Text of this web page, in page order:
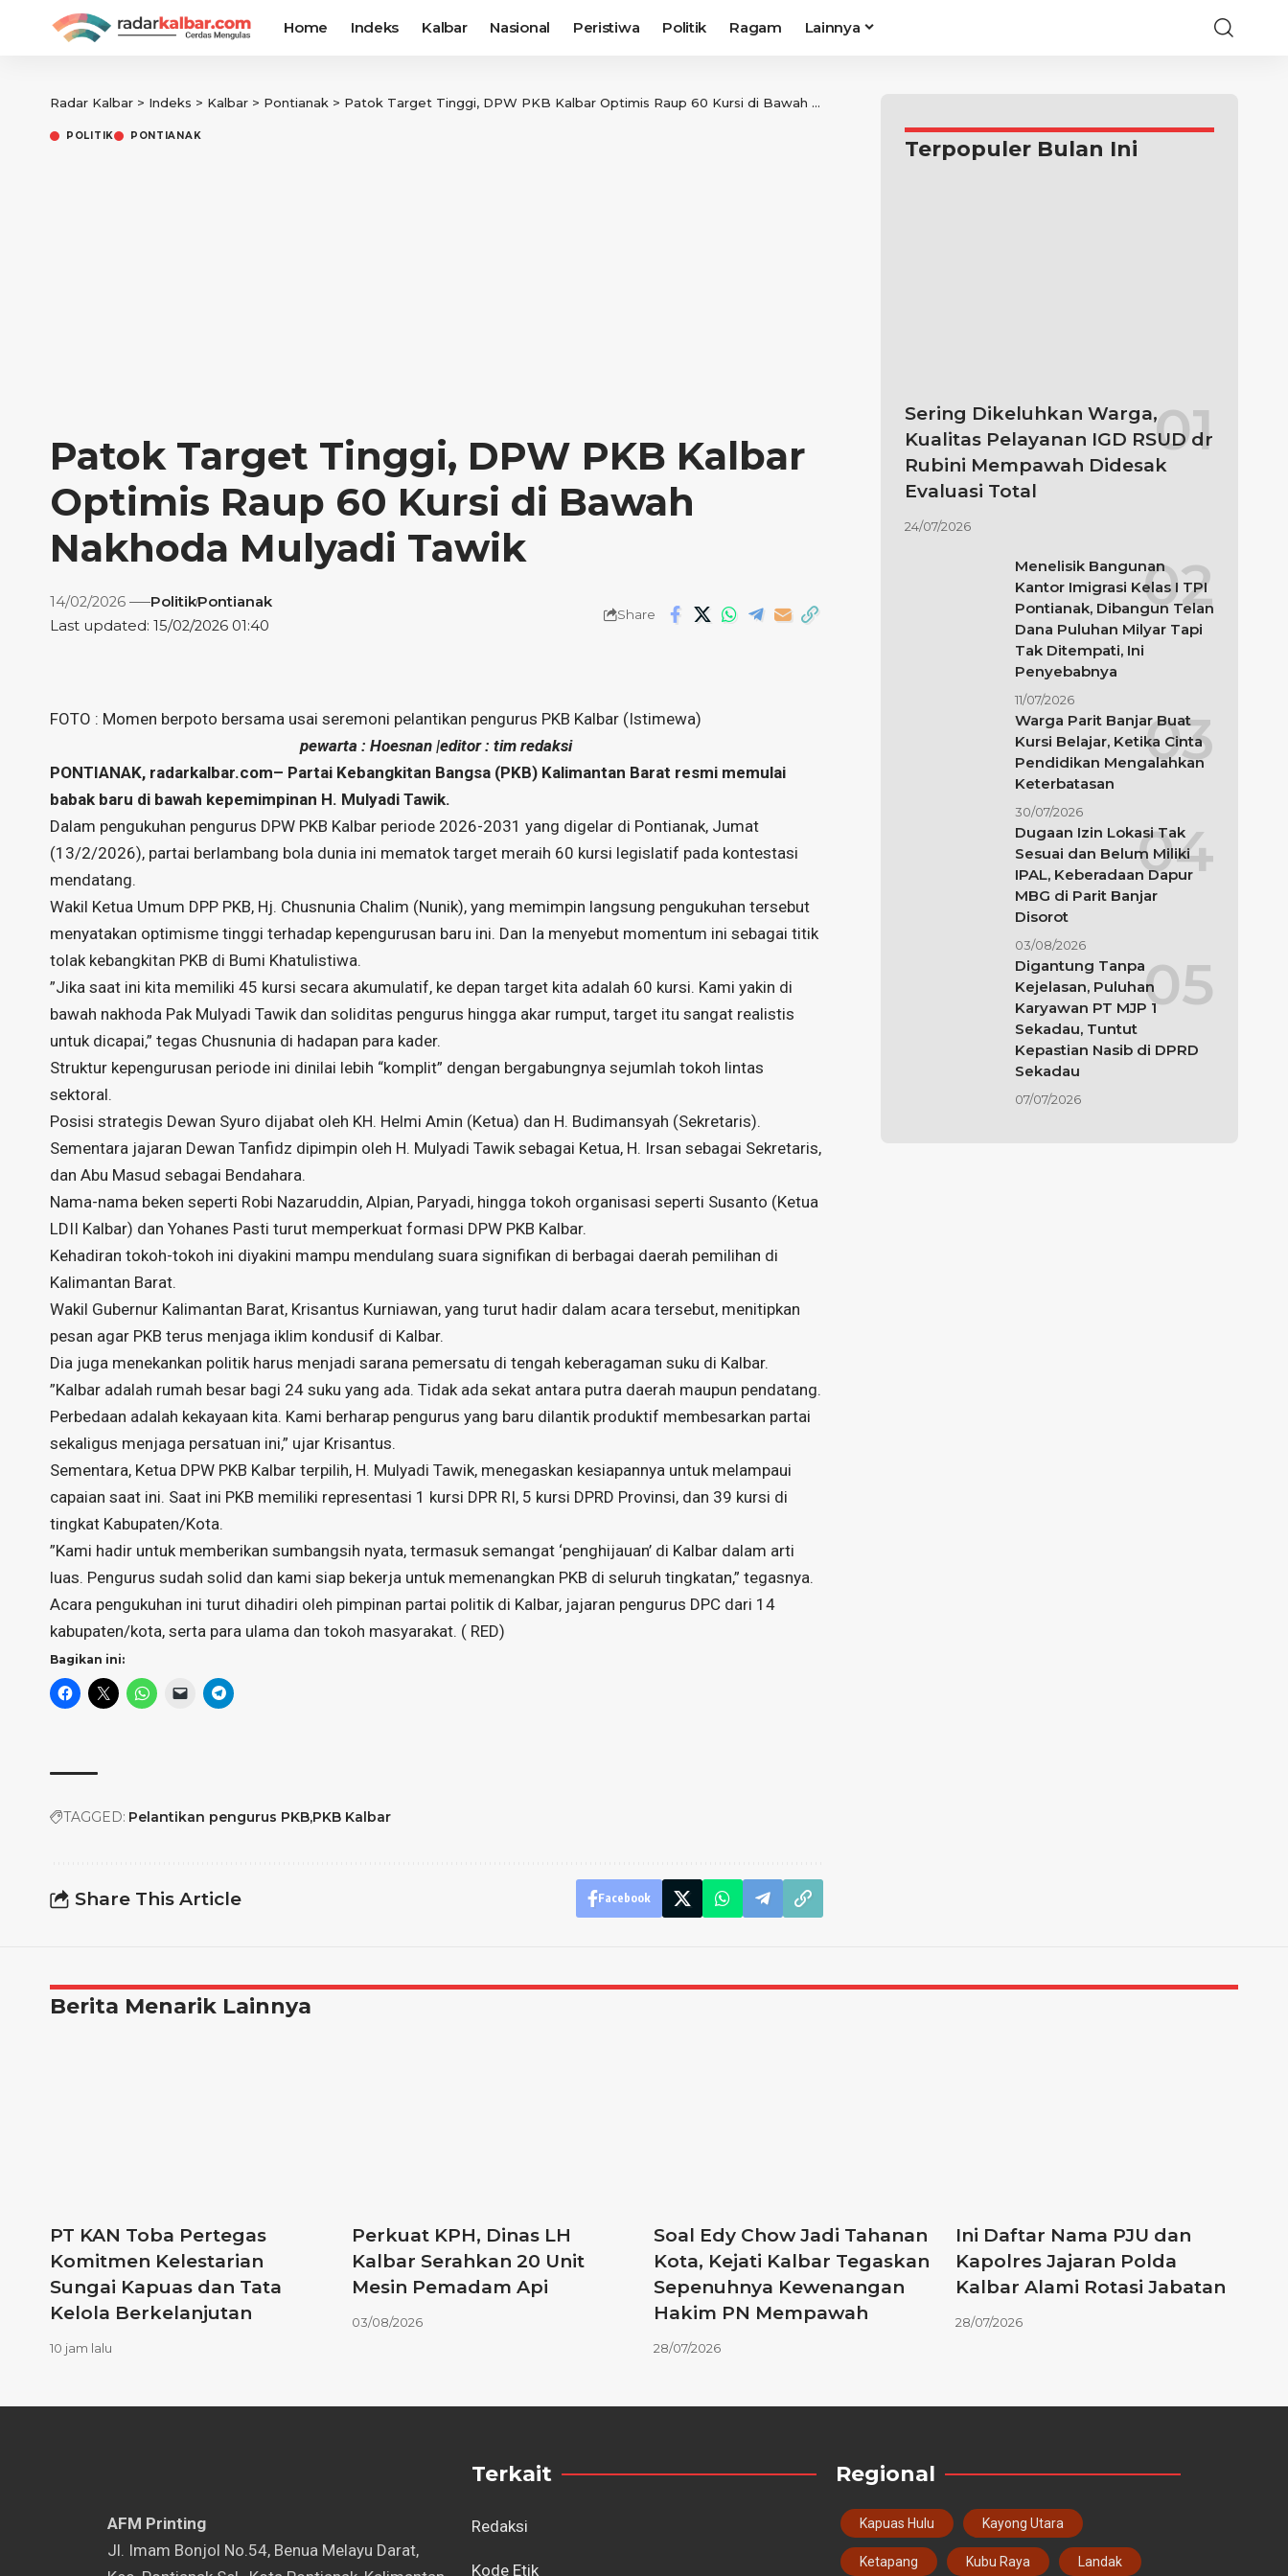
Home Indeks Kalbar Nasional Peristiwa Politik Ragam Lainnya
Radar Kalbar > Indeks > Kalbar > Pontianak > Patok Target Tinggi, DPW PKB Kalbar Optimis Raup 60 Kursi di Bawah Nakhoda Mulyadi Tawik
POLITIK PONTIANAK
Patok Target Tinggi, DPW PKB Kalbar
Optimis Raup 60 Kursi di Bawah
Nakhoda Mulyadi Tawik
Last updated: 15/02/2026 01:40
14/02/2026 PolitikPontianak
Share
FOTO : Momen berpoto bersama usai seremoni pelantikan pengurus PKB Kalbar (Istimewa)
pewarta : Hoesnan |editor : tim redaksi
PONTIANAK, radarkalbar.com– Partai Kebangkitan Bangsa (PKB) Kalimantan Barat resmi memulai
babak baru di bawah kepemimpinan H. Mulyadi Tawik.
Dalam pengukuhan pengurus DPW PKB Kalbar periode 2026-2031 yang digelar di Pontianak, Jumat
(13/2/2026), partai berlambang bola dunia ini mematok target meraih 60 kursi legislatif pada kontestasi
mendatang.
​Wakil Ketua Umum DPP PKB, Hj. Chusnunia Chalim (Nunik), yang memimpin langsung pengukuhan tersebut
menyatakan optimisme tinggi terhadap kepengurusan baru ini. Dan Ia menyebut momentum ini sebagai titik
tolak kebangkitan PKB di Bumi Khatulistiwa.
​”Jika saat ini kita memiliki 45 kursi secara akumulatif, ke depan target kita adalah 60 kursi. Kami yakin di
bawah nakhoda Pak Mulyadi Tawik dan soliditas pengurus hingga akar rumput, target itu sangat realistis
untuk dicapai,” tegas Chusnunia di hadapan para kader.
​Struktur kepengurusan periode ini dinilai lebih “komplit” dengan bergabungnya sejumlah tokoh lintas
sektoral.
Posisi strategis Dewan Syuro dijabat oleh KH. Helmi Amin (Ketua) dan H. Budimansyah (Sekretaris).
Sementara jajaran Dewan Tanfidz dipimpin oleh H. Mulyadi Tawik sebagai Ketua, H. Irsan sebagai Sekretaris,
dan Abu Masud sebagai Bendahara.
​Nama-nama beken seperti Robi Nazaruddin, Alpian, Paryadi, hingga tokoh organisasi seperti Susanto (Ketua
LDII Kalbar) dan Yohanes Pasti turut memperkuat formasi DPW PKB Kalbar.
Kehadiran tokoh-tokoh ini diyakini mampu mendulang suara signifikan di berbagai daerah pemilihan di
Kalimantan Barat.
​Wakil Gubernur Kalimantan Barat, Krisantus Kurniawan, yang turut hadir dalam acara tersebut, menitipkan
pesan agar PKB terus menjaga iklim kondusif di Kalbar.
Dia juga menekankan politik harus menjadi sarana pemersatu di tengah keberagaman suku di Kalbar.
​”Kalbar adalah rumah besar bagi 24 suku yang ada. Tidak ada sekat antara putra daerah maupun pendatang.
Perbedaan adalah kekayaan kita. Kami berharap pengurus yang baru dilantik produktif membesarkan partai
sekaligus menjaga persatuan ini,” ujar Krisantus.
​Sementara, Ketua DPW PKB Kalbar terpilih, H. Mulyadi Tawik, menegaskan kesiapannya untuk melampaui
capaian saat ini. Saat ini PKB memiliki representasi 1 kursi DPR RI, 5 kursi DPRD Provinsi, dan 39 kursi di
tingkat Kabupaten/Kota.
​”Kami hadir untuk memberikan sumbangsih nyata, termasuk semangat ‘penghijauan’ di Kalbar dalam arti
luas. Pengurus sudah solid dan kami siap bekerja untuk memenangkan PKB di seluruh tingkatan,” tegasnya.
​Acara pengukuhan ini turut dihadiri oleh pimpinan partai politik di Kalbar, jajaran pengurus DPC dari 14
kabupaten/kota, serta para ulama dan tokoh masyarakat. ( RED)
Bagikan ini:
TAGGED: Pelantikan pengurus PKB PKB Kalbar
Share This Article Facebook
Terpopuler Bulan Ini
Sering Dikeluhkan Warga,
Kualitas Pelayanan IGD RSUD dr
Rubini Mempawah Didesak
Evaluasi Total
24/07/2026
Menelisik Bangunan
Kantor Imigrasi Kelas I TPI
Pontianak, Dibangun Telan
Dana Puluhan Milyar Tapi
Tak Ditempati, Ini
Penyebabnya
11/07/2026
Warga Parit Banjar Buat
Kursi Belajar, Ketika Cinta
Pendidikan Mengalahkan
Keterbatasan
30/07/2026
Dugaan Izin Lokasi Tak
Sesuai dan Belum Miliki
IPAL, Keberadaan Dapur
MBG di Parit Banjar
Disorot
03/08/2026
Digantung Tanpa
Kejelasan, Puluhan
Karyawan PT MJP 1
Sekadau, Tuntut
Kepastian Nasib di DPRD
Sekadau
07/07/2026
Berita Menarik Lainnya
PT KAN Toba Pertegas
Komitmen Kelestarian
Sungai Kapuas dan Tata
Kelola Berkelanjutan
10 jam lalu
Perkuat KPH, Dinas LH
Kalbar Serahkan 20 Unit
Mesin Pemadam Api
03/08/2026
Soal Edy Chow Jadi Tahanan
Kota, Kejati Kalbar Tegaskan
Sepenuhnya Kewenangan
Hakim PN Mempawah
28/07/2026
Ini Daftar Nama PJU dan
Kapolres Jajaran Polda
Kalbar Alami Rotasi Jabatan
28/07/2026
AFM Printing
⁠Jl. Imam Bonjol No.54, Benua Melayu Darat,
Terkait
Redaksi
Kode Etik
Regional
Kapuas Hulu Kayong Utara
Ketapang Kubu Raya Landak